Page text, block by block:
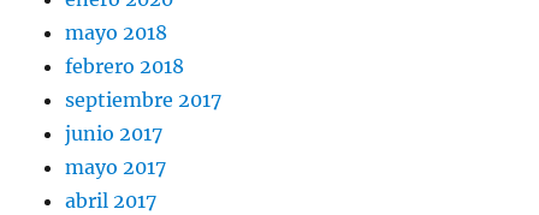
mayo 2018
febrero 2018
septiembre 2017
junio 2017
mayo 2017
abril 2017